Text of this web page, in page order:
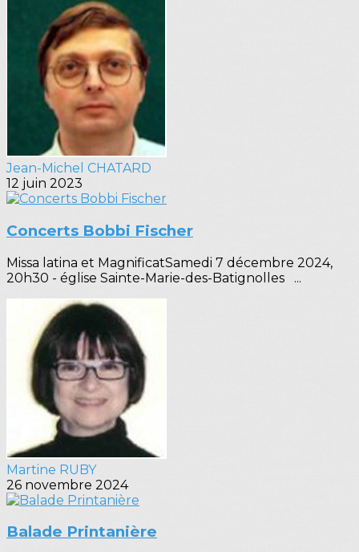
Jean-Michel CHATARD
12 juin 2023
Concerts Bobbi Fischer
Missa latina et MagnificatSamedi 7 décembre 2024,
20h30 - église Sainte-Marie-des-Batignolles ...
Martine RUBY
26 novembre 2024
Balade Printanière